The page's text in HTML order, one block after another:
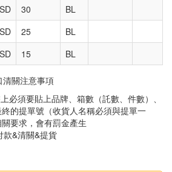
30
BL
25
BL
15 BL
關注意事項
必須要貼上品牌、箱數（託數、件數）、
的提單號（收貨人名稱必須與提單一
要求，會有罰金產生
&清關&提貨